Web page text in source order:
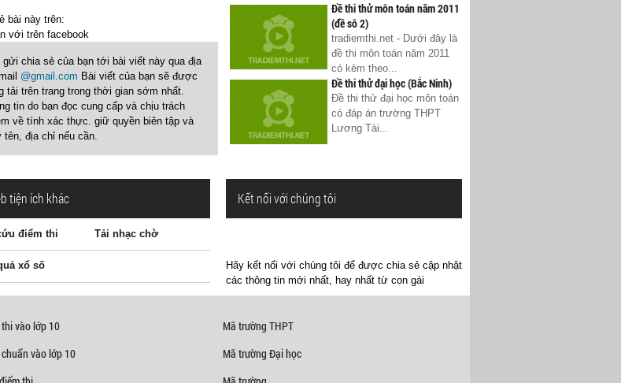
bài này trên:
với trên facebook
gửi chia sẻ của bạn tới bài viết này qua địa
@gmail.com Bài viết của bạn sẽ được
tải trên trang trong thời gian sớm nhất.
tin do bạn đọc cung cấp và chịu trách
về tính xác thực. giữ quyền biên tập và
tên, địa chỉ nếu cần.
Đề thi thử môn toán năm 2011
(đề sô 2)
tradiemthi.net - Dưới đây là
đề thi môn toán năm 2011
có kèm theo...
Đề thi thử đại học (Bắc Ninh)
Đề thi thử đại học môn toán
có đáp án trường THPT
Lương Tài...
tiện ích khác
điểm thi Tải nhạc chờ
xổ số
Kết nối với chúng tôi
Hãy kết nối với chúng tôi để được chia sẻ cập nhật
các thông tin mới nhất, hay nhất từ con gái
vào lớp 10
Mã trường THPT
vào lớp 10
Mã trường Đại học